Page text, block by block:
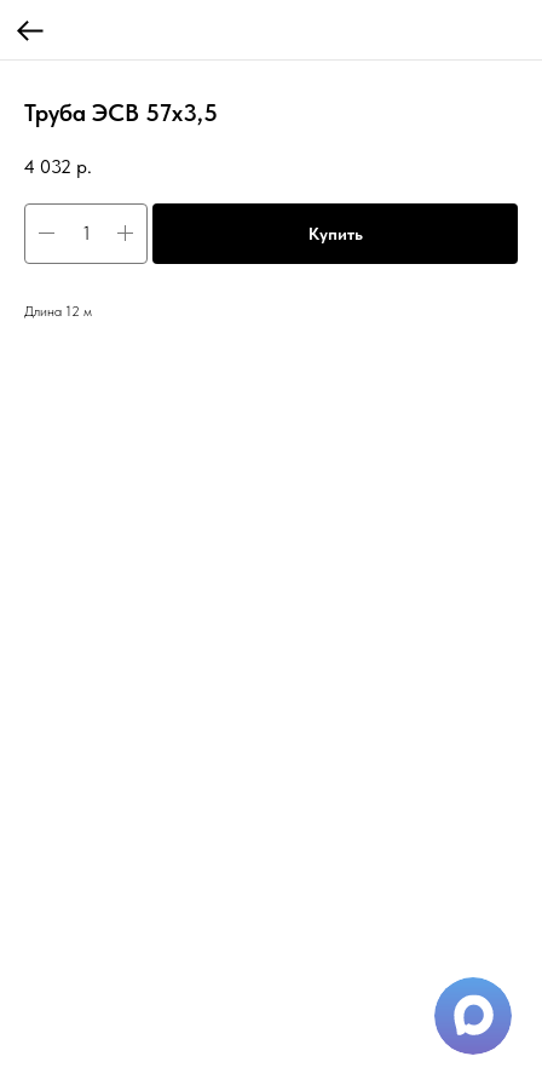
Труба ЭСВ 57х3,5
4 032 р.
Купить
Длина 12 м